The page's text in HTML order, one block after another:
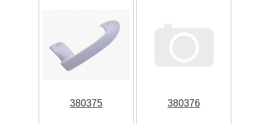
380375 380376